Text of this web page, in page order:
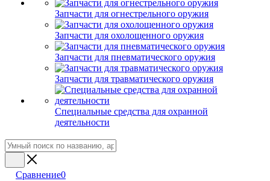
Запчасти для огнестрельного оружия
Запчасти для охолощенного оружия
Запчасти для пневматического оружия
Запчасти для травматического оружия
Специальные средства для охранной
деятельности
Сравнение0